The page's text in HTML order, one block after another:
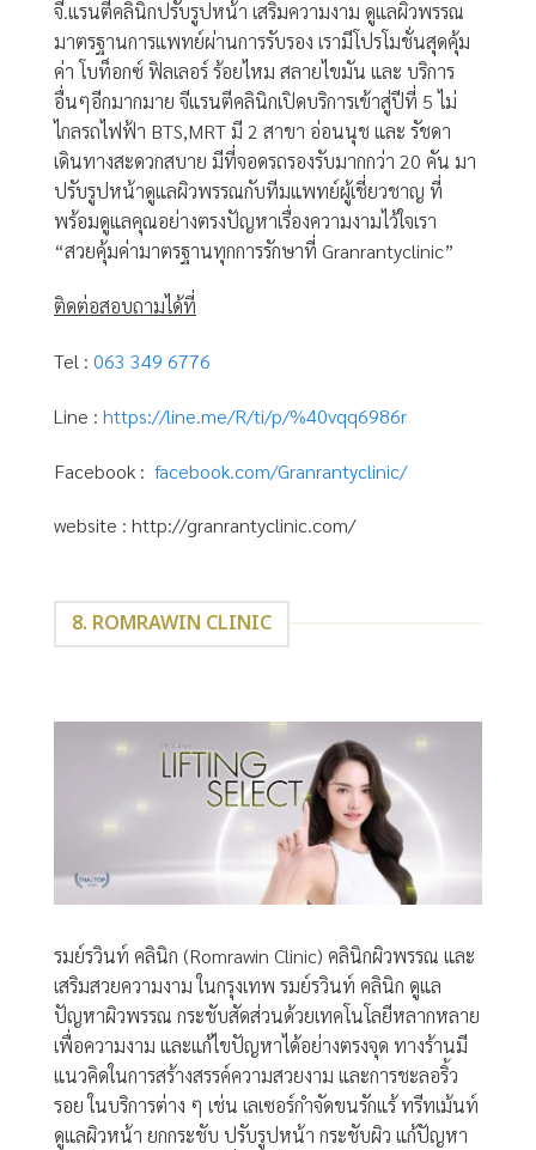
จี.แรนตีคลินิกปรับรูปหน้า เสริมความงาม ดูแลผิวพรรณ
มาตรฐานการแพทย์ผ่านการรับรอง เรามีโปรโมชั่นสุดคุ้ม
ค่า โบท็อกซ์ ฟิลเลอร์ ร้อยไหม สลายไขมัน และ บริการ
อื่นๆอีกมากมาย จีแรนตีคลินิกเปิดบริการเข้าสู่ปีที่ 5 ไม่
ไกลรถไฟฟ้า BTS,MRT มี 2 สาขา อ่อนนุช และ รัชดา
เดินทางสะดวกสบาย มีที่จอดรถรองรับมากกว่า 20 คัน มา
ปรับรูปหน้าดูแลผิวพรรณกับทีมแพทย์ผู้เชี่ยวชาญ ที่
พร้อมดูแลคุณอย่างตรงปัญหาเรื่องความงามไว้ใจเรา
“สวยคุ้มค่ามาตรฐานทุกการรักษาที่ Granrantyclinic”
ติดต่อสอบถามได้ที่
Tel : 063 349 6776
Line : https://line.me/R/ti/p/%40vqq6986r
Facebook : facebook.com/Granrantyclinic/
website : http://granrantyclinic.com/
8. ROMRAWIN CLINIC
รมย์รวินท์ คลินิก (Romrawin Clinic) คลินิกผิวพรรณ และ
เสริมสวยความงาม ในกรุงเทพ รมย์รวินท์ คลินิก ดูแล
ปัญหาผิวพรรณ กระชับสัดส่วนด้วยเทคโนโลยีหลากหลาย
เพื่อความงาม และแก้ไขปัญหาได้อย่างตรงจุด ทางร้านมี
แนวคิดในการสร้างสรรค์ความสวยงาม และการชะลอริ้ว
รอย ในบริการต่าง ๆ เช่น เลเซอร์กำจัดขนรักแร้ ทรีทเม้นท์
ดูแลผิวหน้า ยกกระชับ ปรับรูปหน้า กระชับผิว แก้ปัญหา